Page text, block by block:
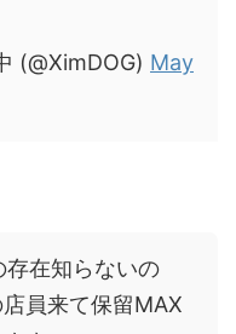
(@XimDOG) May
存在知らないの
員来て保留MAX